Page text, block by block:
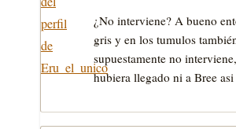
¿No interviene? A bueno
gris y en los tumulos
supuestamente no
hubiera llegado ni a Bree